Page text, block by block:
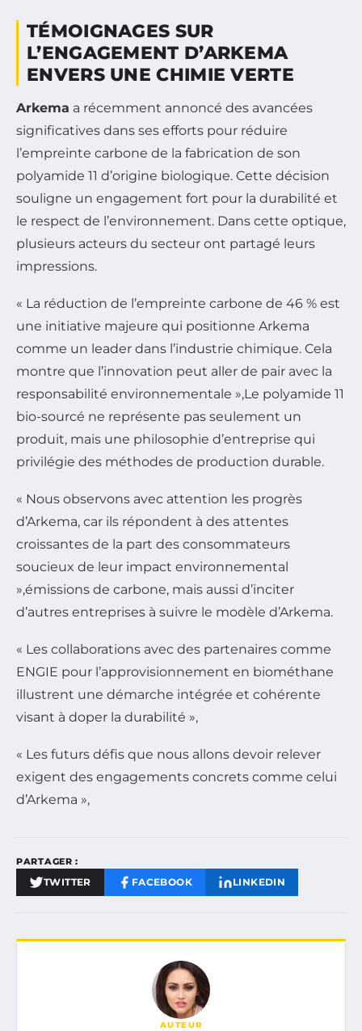
TÉMOIGNAGES SUR
L’ENGAGEMENT D’ARKEMA
ENVERS UNE CHIMIE VERTE
Arkema a récemment annoncé des avancées
significatives dans ses efforts pour réduire
l’empreinte carbone de la fabrication de son
polyamide 11 d’origine biologique. Cette décision
souligne un engagement fort pour la durabilité et
le respect de l’environnement. Dans cette optique,
plusieurs acteurs du secteur ont partagé leurs
impressions.
« La réduction de l’empreinte carbone de 46 % est
une initiative majeure qui positionne Arkema
comme un leader dans l’industrie chimique. Cela
montre que l’innovation peut aller de pair avec la
responsabilité environnementale »,Le polyamide 11
bio-sourcé ne représente pas seulement un
produit, mais une philosophie d’entreprise qui
privilégie des méthodes de production durable.
« Nous observons avec attention les progrès
d’Arkema, car ils répondent à des attentes
croissantes de la part des consommateurs
soucieux de leur impact environnemental
»,émissions de carbone, mais aussi d’inciter
d’autres entreprises à suivre le modèle d’Arkema.
« Les collaborations avec des partenaires comme
ENGIE pour l’approvisionnement en biométhane
illustrent une démarche intégrée et cohérente
visant à doper la durabilité »,
« Les futurs défis que nous allons devoir relever
exigent des engagements concrets comme celui
d’Arkema »,
PARTAGER :
TWITTER FACEBOOK LINKEDIN
AUTEUR